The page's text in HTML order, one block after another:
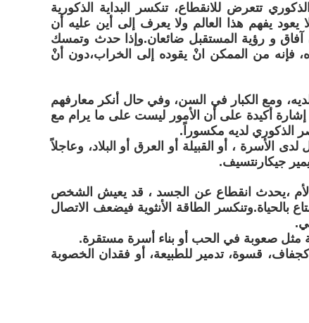
تتعرض للانقطاع، تنكسر البداية الذكورية
يعود يفهم هذا العالم ولا يعرف إلى أين عليه أن
آفاق و رؤية المستقبل ضائعان.وإذا حدث وتمسك
فإنه من الممكن انْ يقوده إلى الخراب،دون أنْ
ومع الكبار في السن، وفي حال أنكر معارفهم
أكيدة على أن الأمور ليست على ما يرام مع
الذكوري لديه مكسوراً.
الأسرة ، أو القبيلة أو العرق أو البلاد، وعاجلاً
جيكارنتسيف.
الأم ،يحدث انقطاع عن الجسد ، قد يعيش الشخص
الطاقة الأنثوية فيضعف الاتصال
مثل صعوبة في الحب أو بناء أسرة مستقرة.
قسوة، تدمير للطبيعة، أو فقدان الخصوبة